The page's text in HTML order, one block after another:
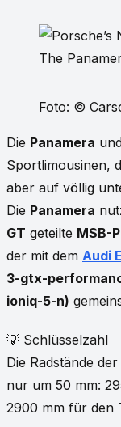
Foto: ©
Die Panamera
Sportlimousinen,
aber auf völlig
Die Panamera
GT geteilte MSB-
der mit dem Audi E
3-gtx-
ioniq-5-n)
💡 Schlüsselzahl
Die Radstände
nur um 50 mm:
2900 mm für den